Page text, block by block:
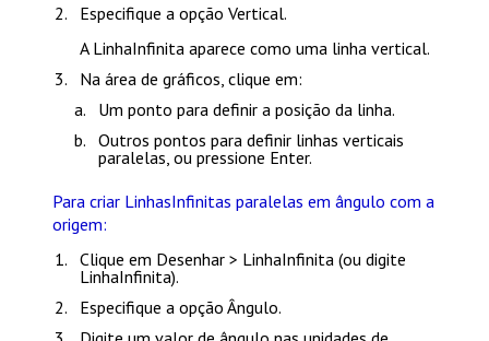
Especifique a opçãoVertical.
A LinhaInfinita aparece como uma linha vertical.
Na área de gráficos, clique em:
Um ponto para definir a posição da linha.
Outros pontos para definir linhas verticais
paralelas, ou pressione Enter.
Para criar LinhasInfinitas paralelas em ângulo com a
origem:
Clique em Desenhar > LinhaInfinita (ou digite
LinhaInfinita).
Especifique a opçãoÂngulo.